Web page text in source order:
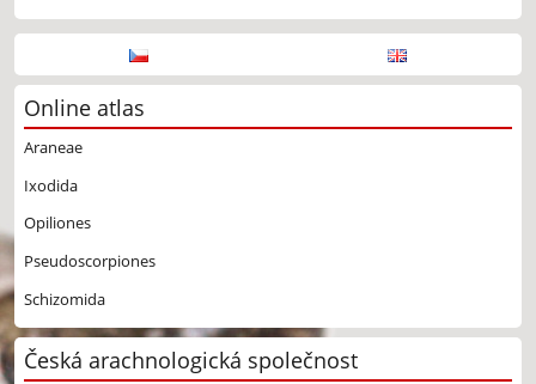
Online atlas
Araneae
Ixodida
Opiliones
Pseudoscorpiones
Schizomida
Česká arachnologická společnost